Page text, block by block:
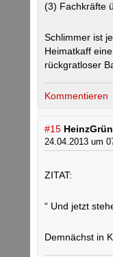
(3) Fachkräfte
Schlimmer ist
Heimatkaff
rückgratloser
Kommentieren
#15
24.04.2013 um
ZITAT:
“ Und jetzt
Demnächst in